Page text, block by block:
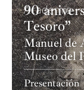
Academia
90
Tesoro”
Manuel de
Museo del
Presentación